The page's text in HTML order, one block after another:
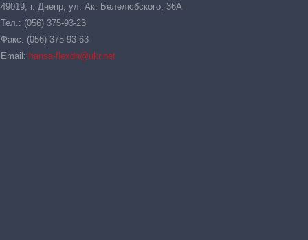
49019, г. Днепр, ул. Ак. Белелюбского, 36А
Тел.: (056) 375-93-23
Факс: (056) 375-93-63
Email: hansa-flexdn@ukr.net